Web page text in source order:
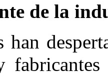
de la
han